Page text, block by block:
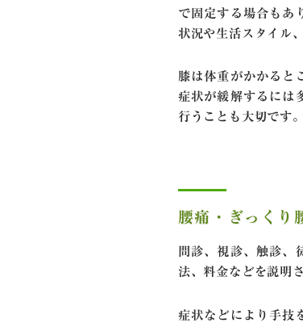
で固定する場合もあ
状況や生活スタイル
膝は体重がかかると
症状が緩解するには
行うことも大切です。
腰痛・ぎっくり
問診、視診、触診、
法、料金などを説明
症状などにより手技